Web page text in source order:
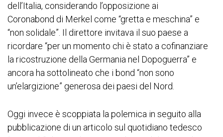
dell’Italia, considerando l’opposizione ai
Coronabond di Merkel come “gretta e meschina” e
“non solidale”. Il direttore invitava il suo paese a
ricordare “per un momento chi è stato a cofinanziare
la ricostruzione della Germania nel Dopoguerra” e
ancora ha sottolineato che i bond “non sono
un’elargizione” generosa dei paesi del Nord.
Oggi invece è scoppiata la polemica in seguito alla
pubblicazione di un articolo sul quotidiano tedesco